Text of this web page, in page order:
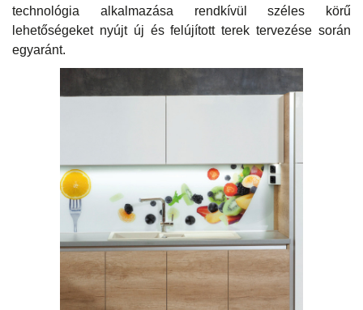
technológia alkalmazása rendkívül széles körű
lehetőségeket nyújt új és felújított terek tervezése során
egyaránt.